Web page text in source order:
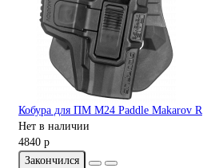
Кобура для ПМ M24 Paddle Makarov R
Нет в наличии
4840 р
Закончился